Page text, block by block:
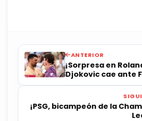
ANTERIOR
¡Sorpresa en
Djokovic cae ante
¡PSG, bicampeón de la